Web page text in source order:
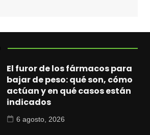
El furor de los fármacos para
bajar de peso: qué son, cómo
actúan y en qué casos están
indicados
6 agosto, 2026